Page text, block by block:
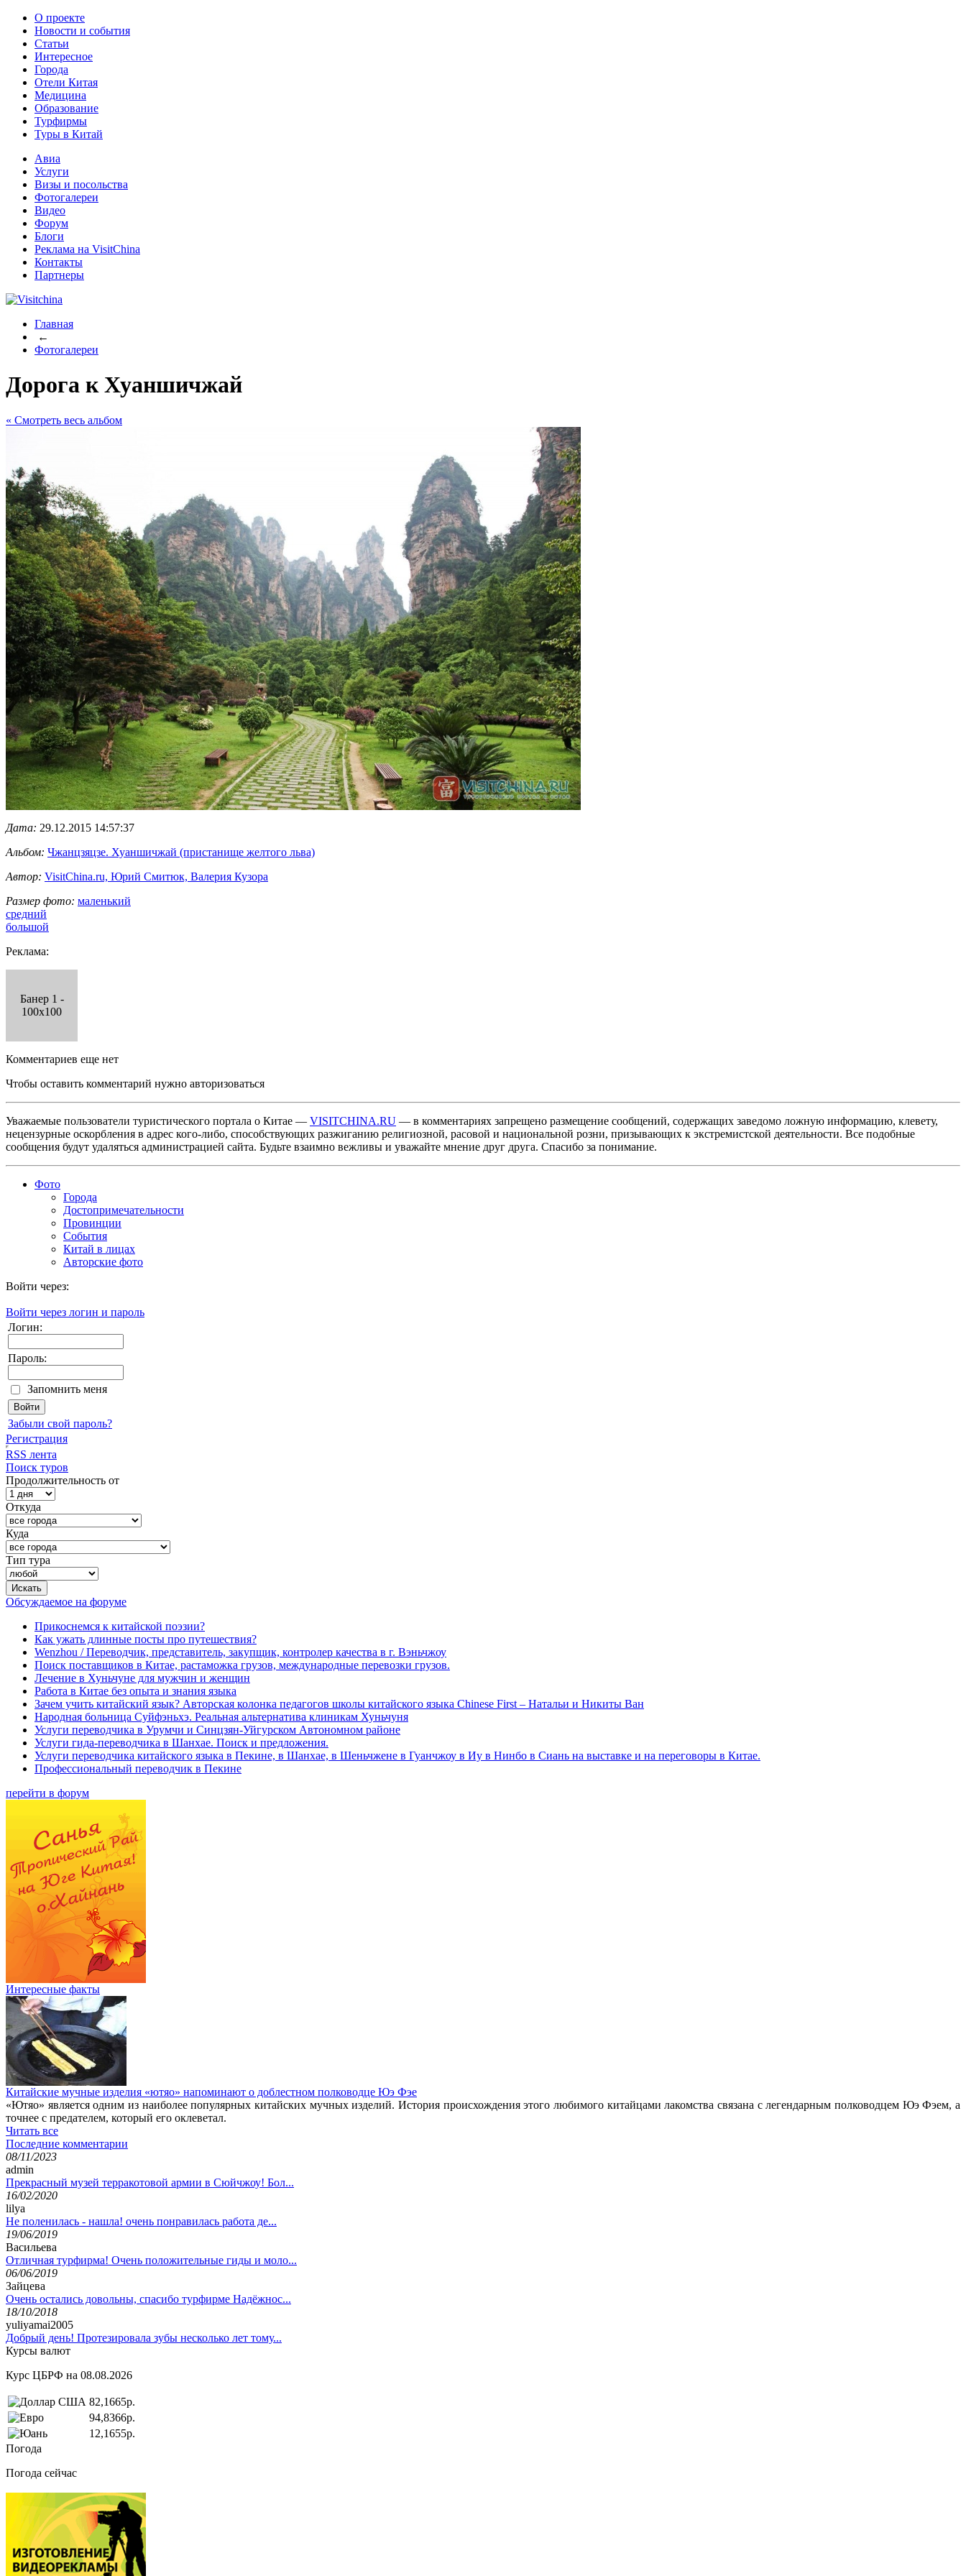
О проекте
Новости и события
Статьи
Интересное
Города
Отели Китая
Медицина
Образование
Турфирмы
Туры в Китай
Авиа
Услуги
Визы и посольства
Фотогалереи
Видео
Форум
Блоги
Реклама на VisitChina
Контакты
Партнеры
Главная
←
Фотогалереи
Дорога к Хуаншичжай
« Cмотреть весь альбом
Дата: 29.12.2015 14:57:37
Альбом: Чжанцзяцзе. Хуаншичжай (пристанище желтого льва)
Автор: VisitChina.ru, Юрий Смитюк, Валерия Кузора
Размер фото: маленький
средний
большой
Реклама:
Банер 1 -
100x100
Комментариев еще нет
Чтобы оставить комментарий нужно авторизоваться
Уважаемые пользователи туристического портала о Китае — VISITCHINA.RU — в комментариях запрещено размещение сообщений, содержащих заведомо ложную информацию, клевету,
нецензурные оскорбления в адрес кого-либо, способствующих разжиганию религиозной, расовой и национальной розни, призывающих к экстремистской деятельности. Все подобные
сообщения будут удаляться администрацией сайта. Будьте взаимно вежливы и уважайте мнение друг друга. Спасибо за понимание.
Фото
Города
Достопримечательности
Провинции
События
Китай в лицах
Авторские фото
Войти через:
Войти через логин и пароль
Логин:
Пароль:
Запомнить меня
Забыли свой пароль?
Регистрация
RSS лента
Поиск туров
Продолжительность от
Откуда
Куда
Тип тура
Обсуждаемое на форуме
Прикоснемся к китайской поэзии?
Как ужать длинные посты про путешествия?
Wenzhou / Переводчик, представитель, закупщик, контролер качества в г. Вэньчжоу
Поиск поставщиков в Китае, растаможка грузов, международные перевозки грузов.
Лечение в Хуньчуне для мужчин и женщин
Работа в Китае без опыта и знания языка
Зачем учить китайский язык? Авторская колонка педагогов школы китайского языка Chinese First – Натальи и Никиты Ван
Народная больница Суйфэньхэ. Реальная альтернатива клиникам Хуньчуня
Услуги переводчика в Урумчи и Синцзян-Уйгурском Автономном районе
Услуги гида-переводчика в Шанхае. Поиск и предложения.
Услуги переводчика китайского языка в Пекине, в Шанхае, в Шеньчжене в Гуанчжоу в Иу в Нинбо в Сиань на выставке и на переговоры в Китае.
Профессиональный переводчик в Пекине
перейти в форум
Интересные факты
Китайские мучные изделия «ютяо» напоминают о доблестном полководце Юэ Фэе
«Ютяо» является одним из наиболее популярных китайских мучных изделий. История происхождения этого любимого китайцами лакомства связана с легендарным полководцем Юэ Фэем, а
точнее с предателем, который его оклеветал.
Читать все
Последние комментарии
08/11/2023
admin
Прекрасный музей терракотовой армии в Сюйчжоу! Бол...
16/02/2020
lilya
Не поленилась - нашла! очень понравилась работа де...
19/06/2019
Васильева
Отличная турфирма! Очень положительные гиды и моло...
06/06/2019
Зайцева
Очень остались довольны, спасибо турфирме Надёжнос...
18/10/2018
yuliyamai2005
Добрый день! Протезировала зубы несколько лет тому...
Курсы валют
Курс ЦБРФ на 08.08.2026
82,1665р.
94,8366р.
12,1655р.
Погода
Погода сейчас